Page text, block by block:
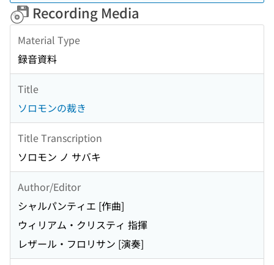
Recording Media
Material Type
録音資料
Title
ソロモンの裁き
Title Transcription
ソロモン ノ サバキ
Author/Editor
シャルパンティエ [作曲]
ウィリアム・クリスティ 指揮
レザール・フロリサン [演奏]